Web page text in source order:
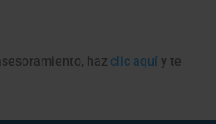
haz clic aquíy te